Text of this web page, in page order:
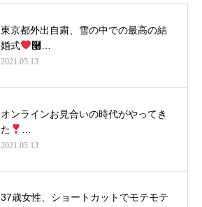
東京都外出自粛、雪の中での最高の結
婚式
࿠…
2021.05.13
オンラインお見合いの時代がやってき
た
2021.05.13
37歳女性、ショートカットでモテモテ